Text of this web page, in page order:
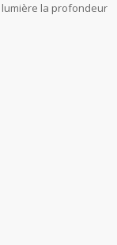
lumière la profondeur